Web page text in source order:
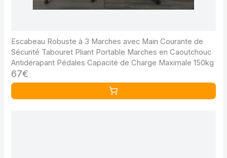
Escabeau Robuste à 3 Marches avec Main Courante de
Sécurité Tabouret Pliant Portable Marches en Caoutchouc
Antidérapant Pédales Capacité de Charge Maximale 150kg
67€